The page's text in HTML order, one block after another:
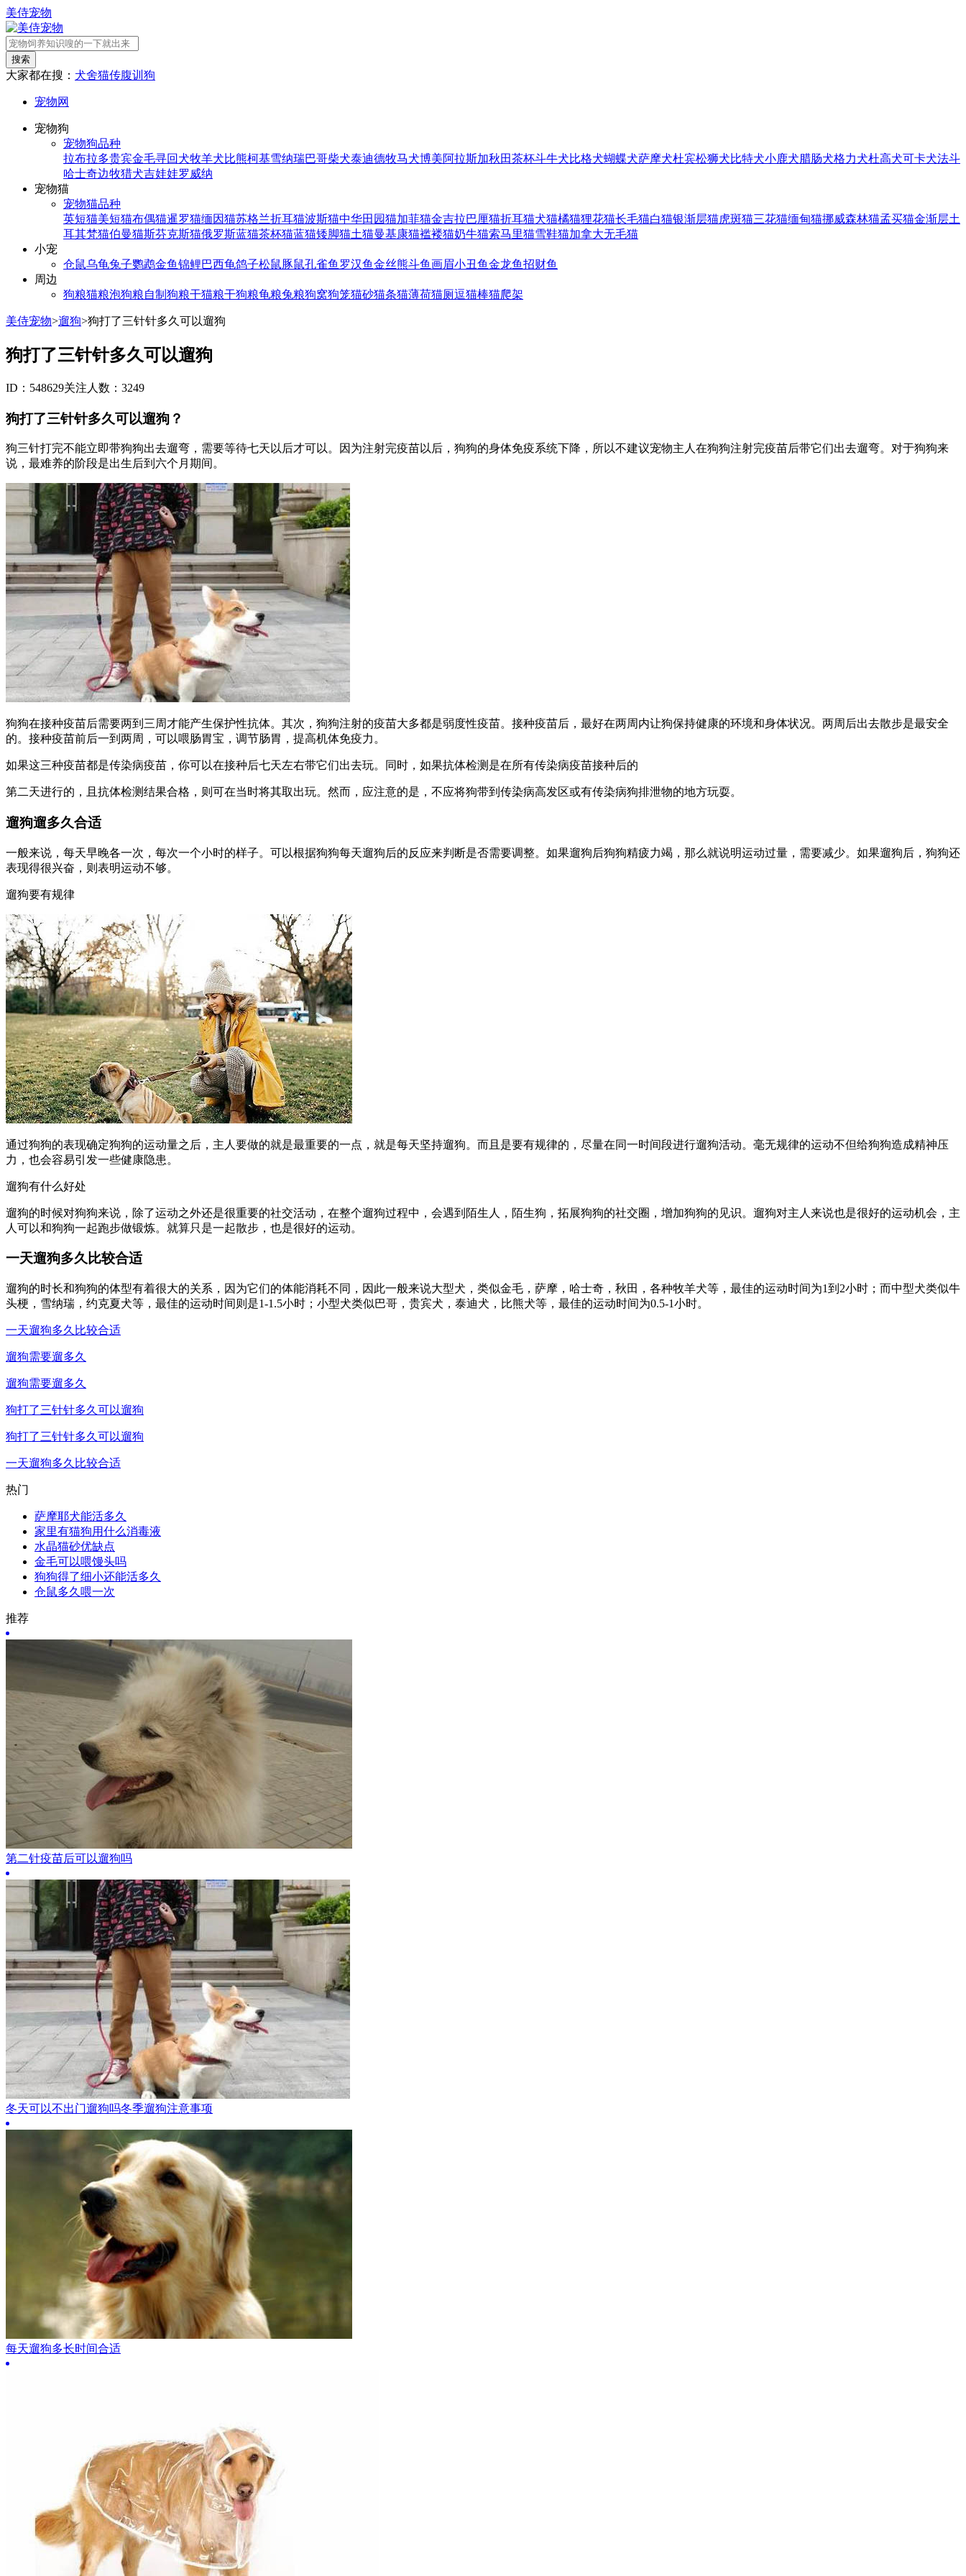
美侍宠物
搜索
大家都在搜： 犬舍猫传腹训狗
宠物网
宠物狗
宠物狗品种
拉布拉多贵宾金毛寻回犬牧羊犬比熊柯基雪纳瑞巴哥柴犬泰迪德牧马犬博美阿拉斯加秋田茶杯斗牛犬比格犬蝴蝶犬萨摩犬杜宾松狮犬比特犬小鹿犬腊肠犬格力犬杜高犬可卡犬法斗
哈士奇边牧猎犬吉娃娃罗威纳
宠物猫
宠物猫品种
英短猫美短猫布偶猫暹罗猫缅因猫苏格兰折耳猫波斯猫中华田园猫加菲猫金吉拉巴厘猫折耳猫犬猫橘猫狸花猫长毛猫白猫银渐层猫虎斑猫三花猫缅甸猫挪威森林猫孟买猫金渐层土
耳其梵猫伯曼猫斯芬克斯猫俄罗斯蓝猫茶杯猫蓝猫矮脚猫土猫曼基康猫褴褛猫奶牛猫索马里猫雪鞋猫加拿大无毛猫
小宠
仓鼠乌龟兔子鹦鹉金鱼锦鲤巴西龟鸽子松鼠豚鼠孔雀鱼 罗汉鱼金丝熊斗鱼画眉小丑鱼金龙鱼招财鱼
周边
狗粮猫粮泡狗粮自制狗粮干猫粮干狗粮龟粮兔粮狗窝狗笼猫砂猫条猫薄荷猫厕逗猫棒猫爬架
美侍宠物>遛狗>狗打了三针针多久可以遛狗
狗打了三针针多久可以遛狗
ID：548629关注人数：3249
狗打了三针针多久可以遛狗？
狗三针打完不能立即带狗狗出去遛弯，需要等待七天以后才可以。因为注射完疫苗以后，狗狗的身体免疫系统下降，所以不建议宠物主人在狗狗注射完疫苗后带它们出去遛弯。对于狗狗来
说，最难养的阶段是出生后到六个月期间。
狗狗在接种疫苗后需要两到三周才能产生保护性抗体。其次，狗狗注射的疫苗大多都是弱度性疫苗。接种疫苗后，最好在两周内让狗保持健康的环境和身体状况。两周后出去散步是最安全
的。接种疫苗前后一到两周，可以喂肠胃宝，调节肠胃，提高机体免疫力。
如果这三种疫苗都是传染病疫苗，你可以在接种后七天左右带它们出去玩。同时，如果抗体检测是在所有传染病疫苗接种后的
第二天进行的，且抗体检测结果合格，则可在当时将其取出玩。然而，应注意的是，不应将狗带到传染病高发区或有传染病狗排泄物的地方玩耍。
遛狗遛多久合适
一般来说，每天早晚各一次，每次一个小时的样子。可以根据狗狗每天遛狗后的反应来判断是否需要调整。如果遛狗后狗狗精疲力竭，那么就说明运动过量，需要减少。如果遛狗后，狗狗还
表现得很兴奋，则表明运动不够。
遛狗要有规律
通过狗狗的表现确定狗狗的运动量之后，主人要做的就是最重要的一点，就是每天坚持遛狗。而且是要有规律的，尽量在同一时间段进行遛狗活动。毫无规律的运动不但给狗狗造成精神压
力，也会容易引发一些健康隐患。
遛狗有什么好处
遛狗的时候对狗狗来说，除了运动之外还是很重要的社交活动，在整个遛狗过程中，会遇到陌生人，陌生狗，拓展狗狗的社交圈，增加狗狗的见识。遛狗对主人来说也是很好的运动机会，主
人可以和狗狗一起跑步做锻炼。就算只是一起散步，也是很好的运动。
一天遛狗多久比较合适
遛狗的时长和狗狗的体型有着很大的关系，因为它们的体能消耗不同，因此一般来说大型犬，类似金毛，萨摩，哈士奇，秋田，各种牧羊犬等，最佳的运动时间为1到2小时；而中型犬类似牛
头梗，雪纳瑞，约克夏犬等，最佳的运动时间则是1-1.5小时；小型犬类似巴哥，贵宾犬，泰迪犬，比熊犬等，最佳的运动时间为0.5-1小时。
一天遛狗多久比较合适
遛狗需要遛多久
遛狗需要遛多久
狗打了三针针多久可以遛狗
狗打了三针针多久可以遛狗
一天遛狗多久比较合适
热门
萨摩耶犬能活多久
家里有猫狗用什么消毒液
水晶猫砂优缺点
金毛可以喂馒头吗
狗狗得了细小还能活多久
仓鼠多久喂一次
推荐
第二针疫苗后可以遛狗吗
冬天可以不出门遛狗吗冬季遛狗注意事项
每天遛狗多长时间合适